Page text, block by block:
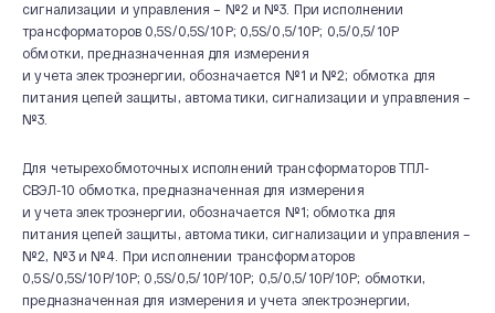
сигнализации и управления – №2 и №3. При исполнении
трансформаторов 0,5S/0,5S/10P; 0,5S/0,5/10P; 0,5/0,5/10P
обмотки, предназначенная для измерения
и учета электроэнергии, обозначается №1 и №2; обмотка для
питания цепей защиты, автоматики, сигнализации и управления –
№3.
Для четырехобмоточных исполнений трансформаторов ТПЛ-
СВЭЛ-10 обмотка, предназначенная для измерения
и учета электроэнергии, обозначается №1; обмотка для
питания цепей защиты, автоматики, сигнализации и управления –
№2, №3 и №4. При исполнении трансформаторов
0,5S/0,5S/10P/10P; 0,5S/0,5/10P/10P; 0,5/0,5/10P/10P; обмотки,
предназначенная для измерения и учета электроэнергии,